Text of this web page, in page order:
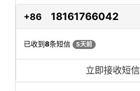
+86 18161766042
已收到8条短信 5天前
立即接收短信